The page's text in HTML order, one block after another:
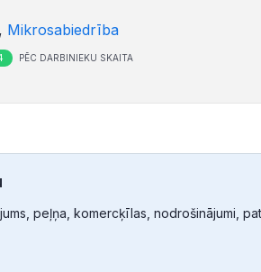
Mikrosabiedrība
PĒC DARBINIEKU SKAITA
peļņa, komercķīlas, nodrošinājumi,